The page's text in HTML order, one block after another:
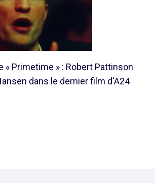
« Primetime » : Robert Pattinson
dans le dernier film d'A24